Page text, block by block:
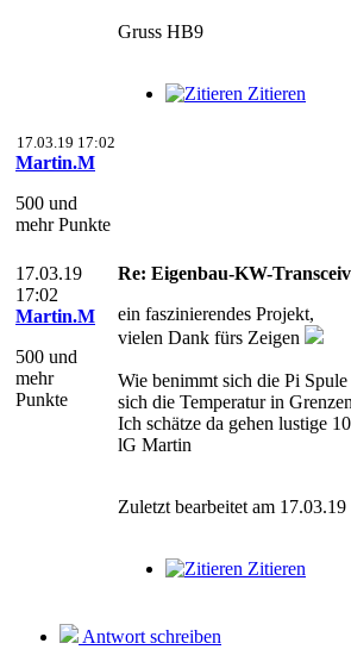
Gruss HB9
Zitieren
17.03.19 17:02
Martin.M
500 und
mehr Punkte
17.03.19
17:02
Martin.M
500 und
mehr
Punkte
Re: Eigenbau-KW-
ein faszinierendes Projekt,
vielen Dank fürs Zeigen
Wie benimmt sich die Pi
sich die Temperatur in
Ich schätze da gehen lustige
lG Martin
Zuletzt bearbeitet am
Zitieren
Antwort schreiben